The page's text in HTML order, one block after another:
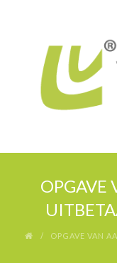
OPGAVE
OPGAVE VAN